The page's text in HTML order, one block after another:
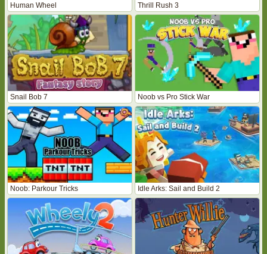
Human Wheel Thrill Rush 3
Snail Bob 7 Noob vs Pro Stick War
Noob: Parkour Tricks Idle Arks: Sail and Build 2